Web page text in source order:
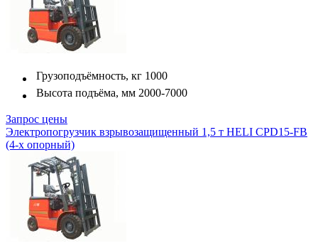
Грузоподъёмность, кг 1000
Высота подъёма, мм 2000-7000
Запрос цены
Электропогрузчик взрывозащищенный 1,5 т HELI CPD15-FB
(4-х опорный)